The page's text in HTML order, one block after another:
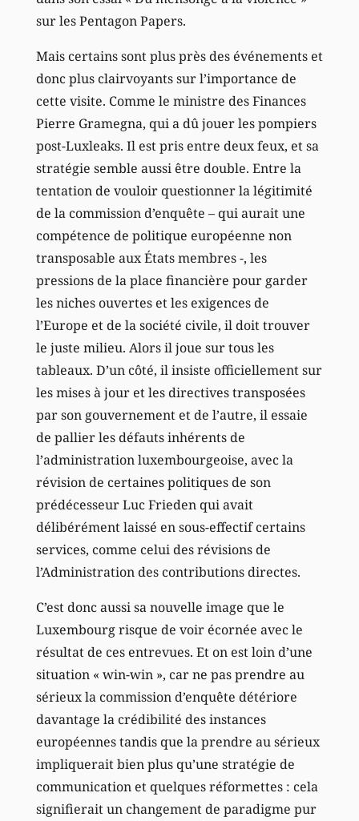
sur les Pentagon Papers.
Mais certains sont plus près des événements et
donc plus clairvoyants sur l’importance de
cette visite. Comme le ministre des Finances
Pierre Gramegna, qui a dû jouer les pompiers
post-Luxleaks. Il est pris entre deux feux, et sa
stratégie semble aussi être double. Entre la
tentation de vouloir questionner la légitimité
de la commission d’enquête – qui aurait une
compétence de politique européenne non
transposable aux États membres -, les
pressions de la place financière pour garder
les niches ouvertes et les exigences de
l’Europe et de la société civile, il doit trouver
le juste milieu. Alors il joue sur tous les
tableaux. D’un côté, il insiste officiellement sur
les mises à jour et les directives transposées
par son gouvernement et de l’autre, il essaie
de pallier les défauts inhérents de
l’administration luxembourgeoise, avec la
révision de certaines politiques de son
prédécesseur Luc Frieden qui avait
délibérément laissé en sous-effectif certains
services, comme celui des révisions de
l’Administration des contributions directes.
C’est donc aussi sa nouvelle image que le
Luxembourg risque de voir écornée avec le
résultat de ces entrevues. Et on est loin d’une
situation « win-win », car ne pas prendre au
sérieux la commission d’enquête détériore
davantage la crédibilité des instances
européennes tandis que la prendre au sérieux
impliquerait bien plus qu’une stratégie de
communication et quelques réformettes : cela
signifierait un changement de paradigme pur